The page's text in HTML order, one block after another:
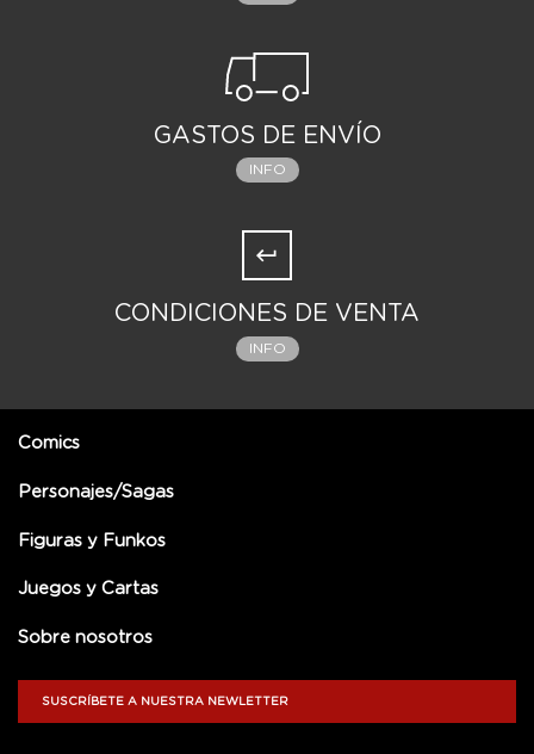
GASTOS DE ENVÍO
INFO
CONDICIONES DE VENTA
INFO
Comics
Personajes/Sagas
Figuras y Funkos
Juegos y Cartas
Sobre nosotros
SUSCRÍBETE A NUESTRA NEWLETTER